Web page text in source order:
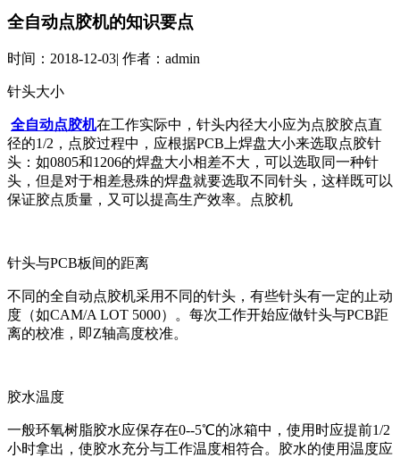
全自动点胶机的知识要点
时间： 2018-12-03| 作者： admin
针头大小
全自动点胶机在工作实际中，针头内径大小应为点胶胶点直
径的1/2，点胶过程中，应根据PCB上焊盘大小来选取点胶针
头：如0805和1206的焊盘大小相差不大，可以选取同一种针
头，但是对于相差悬殊的焊盘就要选取不同针头，这样既可以
保证胶点质量，又可以提高生产效率。点胶机
针头与PCB板间的距离
不同的全自动点胶机采用不同的针头，有些针头有一定的止动
度（如CAM/A LOT 5000）。每次工作开始应做针头与PCB距
离的校准，即Z轴高度校准。
胶水温度
一般环氧树脂胶水应保存在0--5℃的冰箱中，使用时应提前1/2
小时拿出，使胶水充分与工作温度相符合。胶水的使用温度应